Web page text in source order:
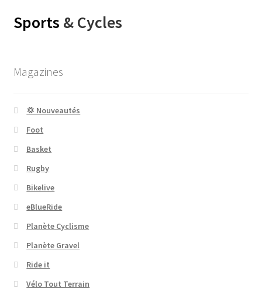
Sports & Cycles
Magazines
💢 Nouveautés
Foot
Basket
Rugby
Bikelive
eBlueRide
Planète Cyclisme
Planète Gravel
Ride it
Vélo Tout Terrain